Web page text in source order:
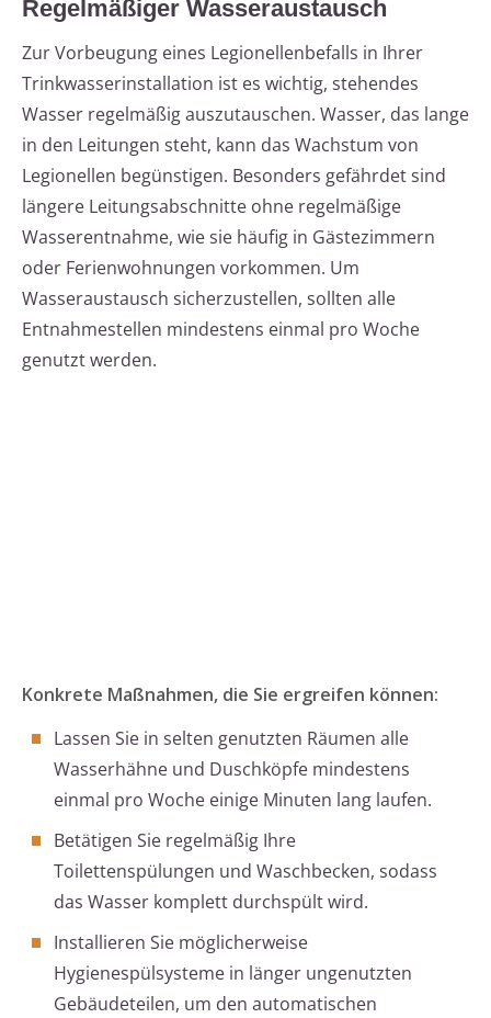
Regelmäßiger Wasseraustausch
Zur Vorbeugung eines Legionellenbefalls in Ihrer
Trinkwasserinstallation ist es wichtig, stehendes
Wasser regelmäßig auszutauschen. Wasser, das lange
in den Leitungen steht, kann das Wachstum von
Legionellen begünstigen. Besonders gefährdet sind
längere Leitungsabschnitte ohne regelmäßige
Wasserentnahme, wie sie häufig in Gästezimmern
oder Ferienwohnungen vorkommen. Um
Wasseraustausch sicherzustellen, sollten alle
Entnahmestellen mindestens einmal pro Woche
genutzt werden.
Konkrete Maßnahmen, die Sie ergreifen können:
Lassen Sie in selten genutzten Räumen alle
Wasserhähne und Duschköpfe mindestens
einmal pro Woche einige Minuten lang laufen.
Betätigen Sie regelmäßig Ihre
Toilettenspülungen und Waschbecken, sodass
das Wasser komplett durchspült wird.
Installieren Sie möglicherweise
Hygienespülsysteme in länger ungenutzten
Gebäudeteilen, um den automatischen